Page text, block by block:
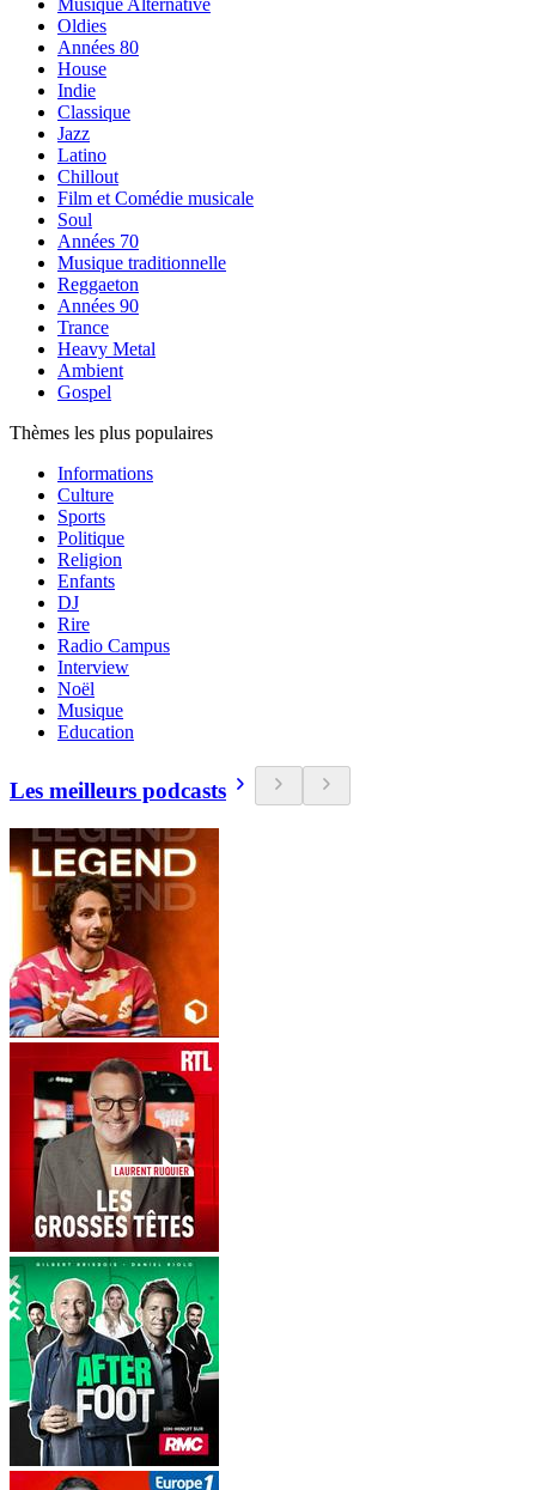
Musique Alternative
Oldies
Années 80
House
Indie
Classique
Jazz
Latino
Chillout
Film et Comédie musicale
Soul
Années 70
Musique traditionnelle
Reggaeton
Années 90
Trance
Heavy Metal
Ambient
Gospel
Thèmes les plus populaires
Informations
Culture
Sports
Politique
Religion
Enfants
DJ
Rire
Radio Campus
Interview
Noël
Musique
Education
Les meilleurs podcasts